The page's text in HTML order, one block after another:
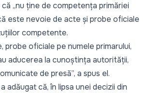
că „nu ține de competența primăriei
este nevoie de acte și probe oficiale
competente.
probe oficiale pe numele primarului,
aducerea la cunoștința autorității,
de presă”, a spus el.
adăugat că, în lipsa unei decizii din